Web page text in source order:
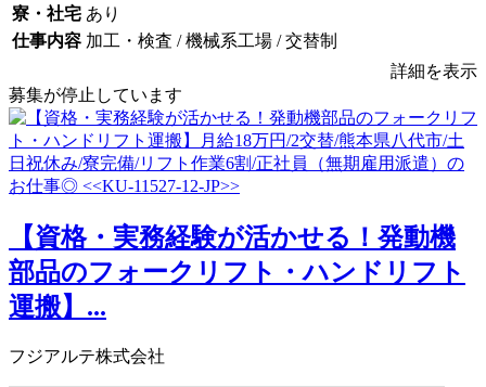
寮・社宅 あり
仕事内容 加工・検査 / 機械系工場 / 交替制
詳細を表示
募集が停止しています
【資格・実務経験が活かせる！発動機
部品のフォークリフト・ハンドリフト
運搬】...
フジアルテ株式会社